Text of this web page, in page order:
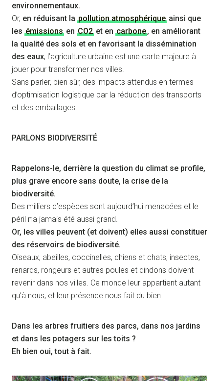
environnementaux.
Or, en réduisant la pollution atmosphérique ainsi que
les émissions en CO2 et en carbone, en améliorant
la qualité des sols et en favorisant la dissémination
des eaux, l’agriculture urbaine est une carte majeure à
jouer pour transformer nos villes.
Sans parler, bien sûr, des impacts attendus en termes
d’optimisation logistique par la réduction des transports
et des emballages.
PARLONS BIODIVERSITÉ
Rappelons-le, derrière la question du climat se profile,
plus grave encore sans doute, la crise de la
biodiversité.
Des milliers d’espèces sont aujourd’hui menacées et le
péril n’a jamais été aussi grand.
Or, les villes peuvent (et doivent) elles aussi constituer
des réservoirs de biodiversité.
Oiseaux, abeilles, coccinelles, chiens et chats, insectes,
renards, rongeurs et autres poules et dindons doivent
revenir dans nos villes. Ce monde leur appartient autant
qu’à nous, et leur présence nous fait du bien.
Dans les arbres fruitiers des parcs, dans nos jardins
et dans les potagers sur les toits ?
Eh bien oui, tout à fait.